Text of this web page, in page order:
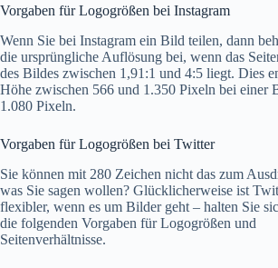
Vorgaben für Logogrößen bei Instagram
Wenn Sie bei Instagram ein Bild teilen, dann
die ursprüngliche Auflösung bei, wenn das
des Bildes zwischen 1,91:1 und 4:5 liegt. Dies
Höhe zwischen 566 und 1.350 Pixeln bei einer
1.080 Pixeln.
Vorgaben für Logogrößen bei Twitter
Sie können mit 280 Zeichen nicht das zum
was Sie sagen wollen? Glücklicherweise ist
flexibler, wenn es um Bilder geht – halten Sie
die folgenden Vorgaben für Logogrößen und
Seitenverhältnisse.